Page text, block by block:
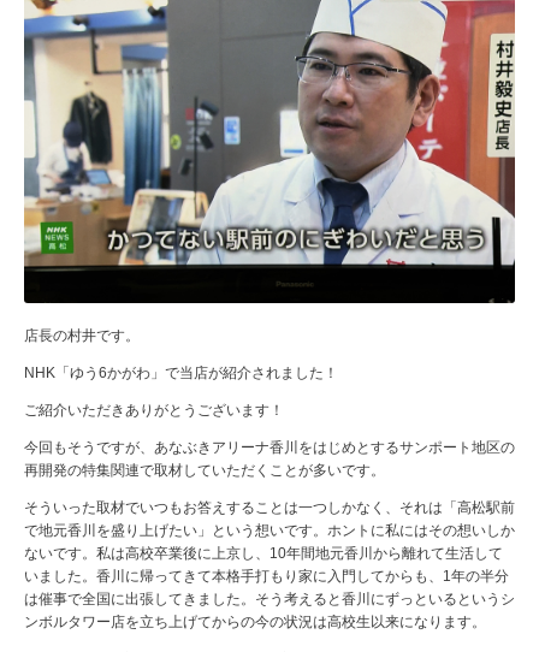
店長の村井です。
NHK「ゆう6かがわ」で当店が紹介されました！
ご紹介いただきありがとうございます！
今回もそうですが、あなぶきアリーナ香川をはじめとするサンポート地区の
再開発の特集関連で取材していただくことが多いです。
そういった取材でいつもお答えすることは一つしかなく、それは「高松駅前
で地元香川を盛り上げたい」という想いです。ホントに私にはその想いしか
ないです。私は高校卒業後に上京し、10年間地元香川から離れて生活して
いました。香川に帰ってきて本格手打もり家に入門してからも、1年の半分
は催事で全国に出張してきました。そう考えると香川にずっといるというシ
ンボルタワー店を立ち上げてからの今の状況は高校生以来になります。